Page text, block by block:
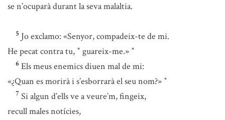
se n’ocuparà durant la seva malaltia.
5 Jo exclamo: «Senyor, compadeix-te de mi.
He pecat contra tu, * guareix-me.» *
6 Els meus enemics diuen mal de mi:
«¿Quan es morirà i s’esborrarà el seu nom?» *
7 Si algun d’ells ve a veure’m, fingeix,
recull males notícies,